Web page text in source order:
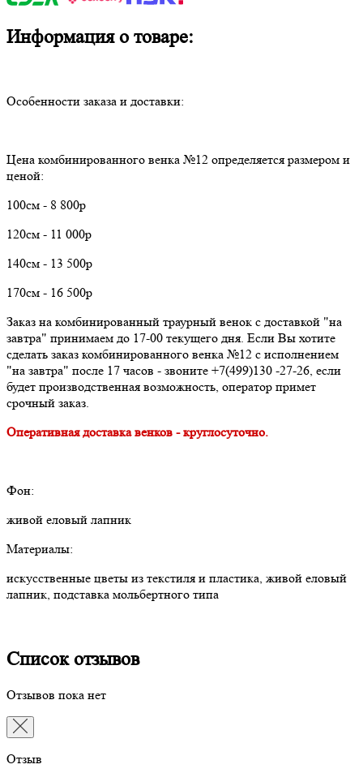
Информация о товаре:
Особенности заказа и доставки:
Цена комбинированного венка №12 определяется размером и
ценой:
100см - 8 800р
120см - 11 000р
140см - 13 500р
170см - 16 500р
Заказ на комбинированный траурный венок с доставкой "на
завтра" принимаем до 17-00 текущего дня. Если Вы хотите
сделать заказ комбинированного венка №12 с исполнением
"на завтра" после 17 часов - звоните +7(499)130 -27-26, если
будет производственная возможность, оператор примет
срочный заказ.
Оперативная доставка венков - круглосуточно.
Фон:
живой еловый лапник
Материалы:
искусственные цветы из текстиля и пластика, живой еловый
лапник, подставка мольбертного типа
Список отзывов
Отзывов пока нет
Отзыв